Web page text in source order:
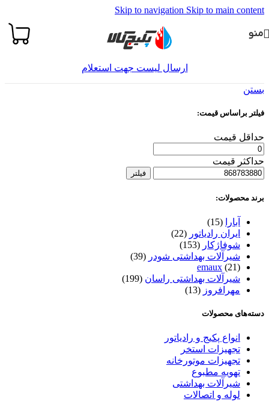
Skip to navigation Skip to main content
منو
ارسال لیست جهت استعلام
بستن
فیلتر براساس قیمت:
حداقل قیمت
حداکثر قیمت
فیلتر
برند محصولات:
آبارا
(15)
ایران رادیاتور (22)
شوفاژکار (153)
شیرآلات بهداشتی شودر (39)
emaux (21)
شیرآلات بهداشتی راسان (199)
مهرافروز (13)
دسته‌های محصولات
انواع پکیج و رادیاتور
تجهیزات استخر
تجهیزات موتورخانه
تهویه مطبوع
شیرآلات بهداشتی
لوله و اتصالات